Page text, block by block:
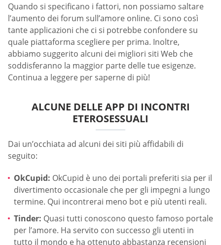
Quando si specificano i fattori, non possiamo saltare
l’aumento dei forum sull’amore online. Ci sono così
tante applicazioni che ci si potrebbe confondere su
quale piattaforma scegliere per prima. Inoltre,
abbiamo suggerito alcuni dei migliori siti Web che
soddisferanno la maggior parte delle tue esigenze.
Continua a leggere per saperne di più!
ALCUNE DELLE APP DI INCONTRI
ETEROSESSUALI
Dai un’occhiata ad alcuni dei siti più affidabili di
seguito:
OkCupid: OkCupid è uno dei portali preferiti sia per il
divertimento occasionale che per gli impegni a lungo
termine. Qui incontrerai meno bot e più utenti reali.
Tinder: Quasi tutti conoscono questo famoso portale
per l’amore. Ha servito con successo gli utenti in
tutto il mondo e ha ottenuto abbastanza recensioni